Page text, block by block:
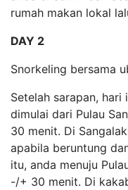
rumah makan lokal
DAY 2
Snorkeling bersama
Setelah sarapan,
dimulai dari Pulau
30 menit. Di
apabila beruntung
itu, anda menuju
-/+ 30 menit. Di